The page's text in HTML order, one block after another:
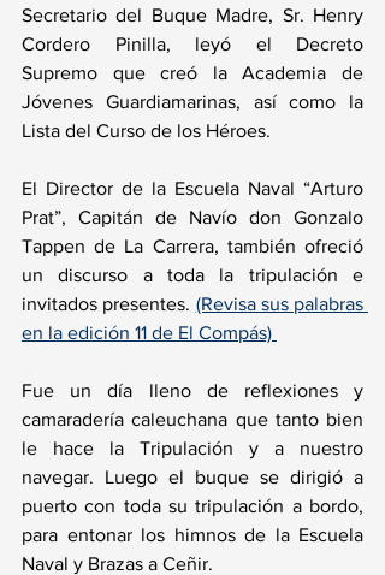
Secretario del Buque Madre, Sr. Henry
Cordero Pinilla, leyó el Decreto
Supremo que creó la Academia de
Jóvenes Guardiamarinas, así como la
Lista del Curso de los Héroes.
El Director de la Escuela Naval “Arturo
Prat”, Capitán de Navío don Gonzalo
Tappen de La Carrera, también ofreció
un discurso a toda la tripulación e
invitados presentes. (Revisa sus palabras
en la edición 11 de El Compás)
Fue un día lleno de reflexiones y
camaradería caleuchana que tanto bien
le hace la Tripulación y a nuestro
navegar. Luego el buque se dirigió a
puerto con toda su tripulación a bordo,
para entonar los himnos de la Escuela
Naval y Brazas a Ceñir.